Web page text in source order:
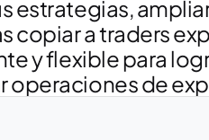
estrategias,
copiar a traders
y flexible para
operaciones de